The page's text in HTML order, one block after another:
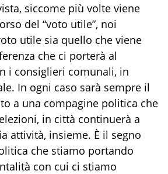
siccome più volte viene
del “voto utile”, noi
utile sia quello che viene
che ci porterà al
i consiglieri comunali, in
In ogni caso sarà sempre il
a una compagine politica che
in città continuerà a
attività, insieme. È il segno
che stiamo portando
con cui ci stiamo